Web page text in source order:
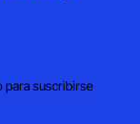
para suscribirse